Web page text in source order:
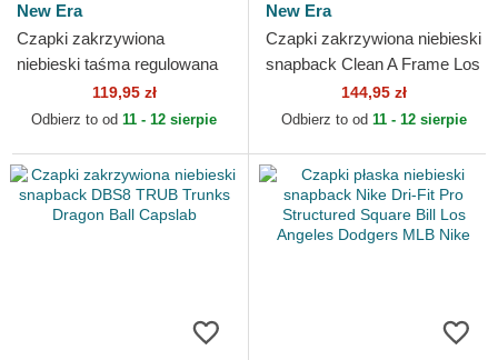
New Era
Czapki zakrzywiona
niebieski taśma regulowana
9FORTY Team Outline New
York Yankees MLB New Era
119,95 zł
Odbierz to od 11 - 12 sierpie
New Era
Czapki zakrzywiona niebieski
snapback Clean A Frame Los
Angeles Dodgers MLB New
Era
144,95 zł
Odbierz to od 11 - 12 sierpie